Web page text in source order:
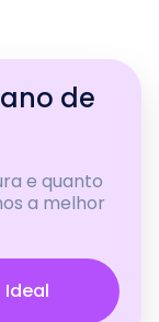
de
e quanto
a melhor
Ideal